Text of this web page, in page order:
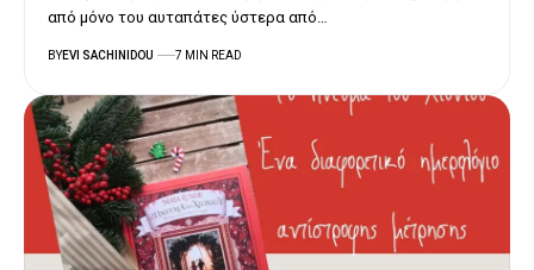
από μόνο του αυταπάτες ύστερα από…
BYEVI SACHINIDOU 7 MIN READ